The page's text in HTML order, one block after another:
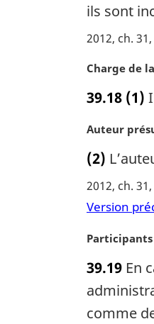
a
l
:
a
r
i
a
e
ils sont
2012, ch.
N
t
m
a
r
g
n
l
e
Charge de
39.18 (1)
N
t
e
m
a
g
i
n
a
l
Auteur
(2)
2012, ch.
Version
N
t
e
a
39.19 En
comme